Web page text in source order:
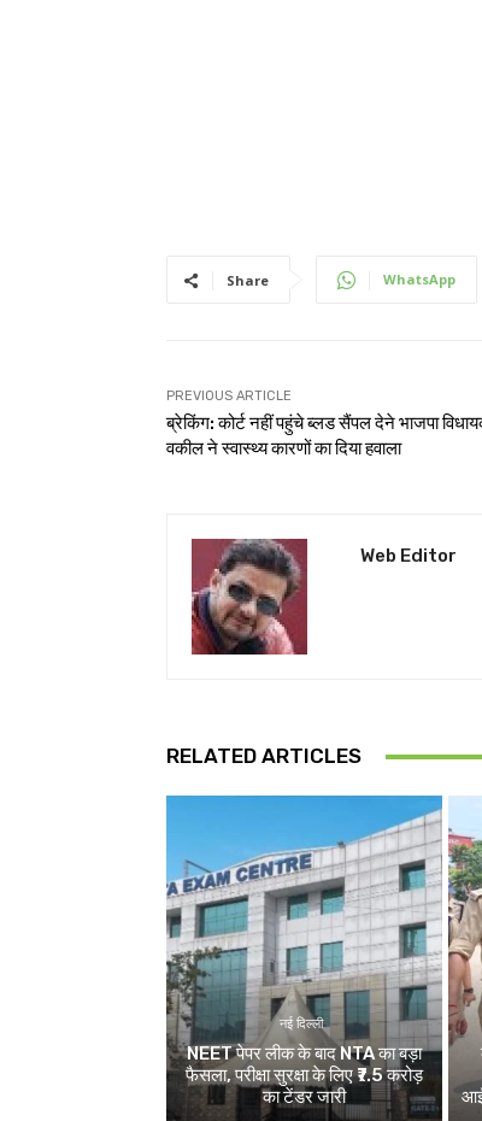
Share WhatsApp
PREVIOUS ARTICLE
ब्रेकिंग: कोर्ट नहीं पहुंचे ब्लड सैंपल देने भाजपा
वकील ने स्वास्थ्य कारणों का दिया हवाला
Web Editor
RELATED ARTICLES
नई दिल्ली
NEET पेपर लीक के बाद NTA का बड़ा
फैसला, परीक्षा सुरक्षा के लिए ₹7.5 करोड़
का टेंडर जारी